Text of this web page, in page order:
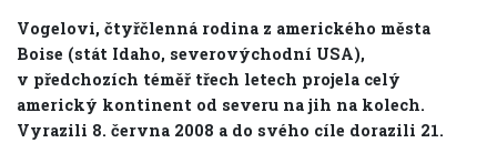
Vogelovi, čtyřčlenná rodina z amerického města
Boise (stát Idaho, severovýchodní USA),
v předchozích téměř třech letech projela celý
americký kontinent od severu na jih na kolech.
Vyrazili 8. června 2008 a do svého cíle dorazili 21.